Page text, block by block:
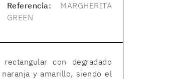
Referencia: MARGHERITA
GREEN
rectangular con degradado
y amarillo, siendo el